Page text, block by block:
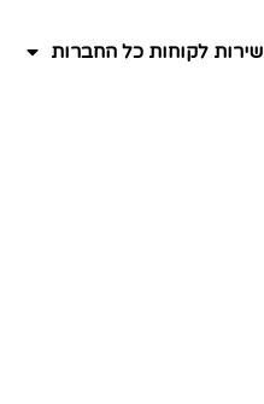
שירות לקוחות כל החברות